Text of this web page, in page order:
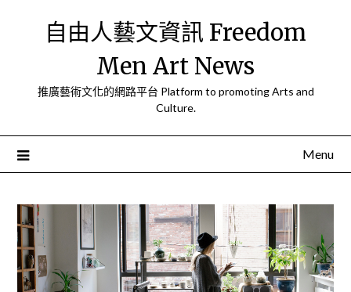
自由人藝文資訊 Freedom
Men Art News
推廣藝術文化的網路平台 Platform to promoting Arts and
Culture.
Menu